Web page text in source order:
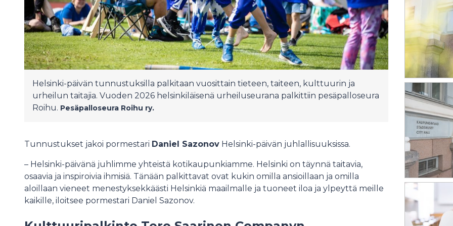
Helsinki-päivän tunnustuksilla palkitaan vuosittain tieteen, taiteen, kulttuurin ja
urheilun taitajia. Vuoden 2026 helsinkiläisenä urheiluseurana palkittiin pesäpalloseura
Roihu. Pesäpalloseura Roihu ry.
Tunnustukset jakoi pormestari Daniel Sazonov Helsinki-päivän juhlallisuuksissa.
– Helsinki-päivänä juhlimme yhteistä kotikaupunkiamme. Helsinki on täynnä taitavia,
osaavia ja inspiroivia ihmisiä. Tänään palkittavat ovat kukin omilla ansioillaan ja omilla
aloillaan vieneet menestyksekkäästi Helsinkiä maailmalle ja tuoneet iloa ja ylpeyttä meille
kaikille, iloitsee pormestari Daniel Sazonov.